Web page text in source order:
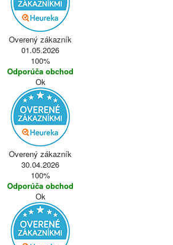
Overený zákazník
01.05.2026
100%
Odporúča obchod
Ok
Overený zákazník
30.04.2026
100%
Odporúča obchod
Ok